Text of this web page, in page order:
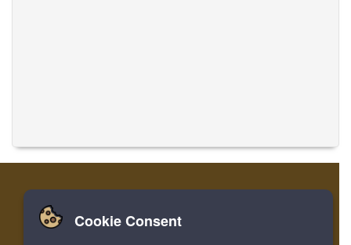
家 登录 寄存器
Cookie Consent